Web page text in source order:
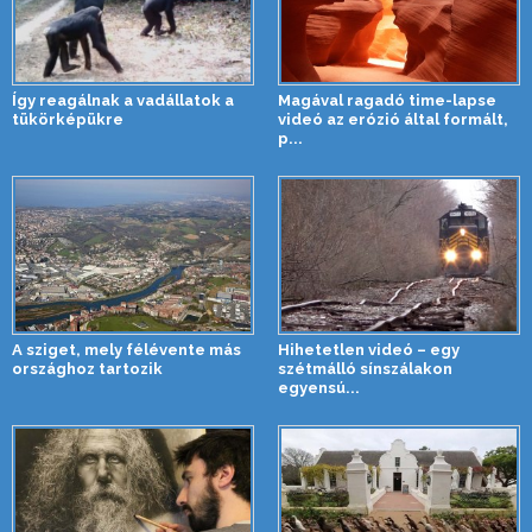
Így reagálnak a vadállatok a
tükörképükre
Magával ragadó time-lapse
videó az erózió által formált,
p...
A sziget, mely félévente más
országhoz tartozik
Hihetetlen videó – egy
szétmálló sínszálakon
egyensú...